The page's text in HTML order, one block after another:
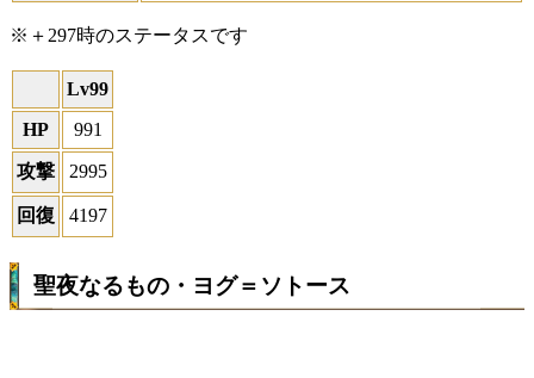
※＋297時のステータスです
Lv99
HP
991
攻撃 2995
回復 4197
聖夜なるもの・ヨグ＝ソトース